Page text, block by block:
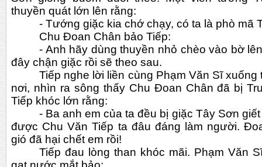
thuyền quát lớn lên rằng:
- Tướng giặc kia chớ chạy, có ta là phò mã
Chu Đoan Chân bảo Tiếp:
- Anh hãy dùng thuyền nhỏ chèo vào bờ
đây chận giặc rồi sẽ theo sau.
Tiếp nghe lời liền cùng Phạm Văn Sĩ
nơi, nhìn ra sông thấy Chu Đoan Chân đã bị
Tiếp khóc lớn rằng:
- Ba anh em của ta đều bị giặc Tây Sơn
được Chu Văn Tiếp ta đâu đáng làm người.
gió đã hại chết em rồi!
Tiếp đau lòng than khóc mãi. Phạm Văn